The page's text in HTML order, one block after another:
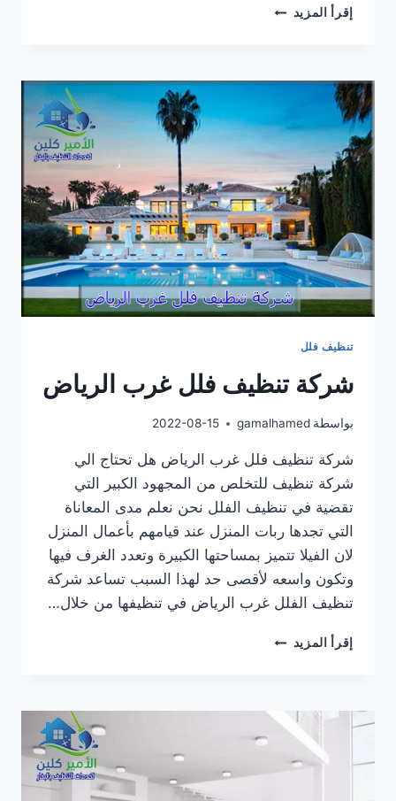
إقرأ المزيد شركة
الرياض
تنظيف فلل
شركة تنظيف فلل غرب الرياض
بواسطة gamalhamed
2022-08-15
شركة تنظيف فلل غرب الرياض هل تحتاج الي
شركة تنظيف للتخلص من المجهود الكبير التي
تقضية في تنظيف الفلل نحن نعلم مدى المعاناة
التي تجدها ربات المنزل عند قيامهم بأعمال المنزل
لان الفيلا تتميز بمساحتها الكبيرة وتعدد الغرف فيها
وتكون واسعه لأقصى حد لهذا السبب تساعد شركة
تنظيف الفلل غرب الرياض في تنظيفها من خلال…
إقرأ المزيد شركة
الرياض